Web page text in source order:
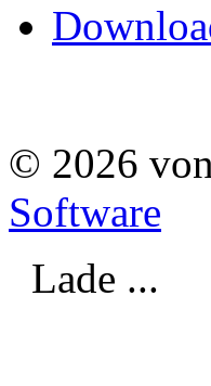
© 2026
Software
Lade ...